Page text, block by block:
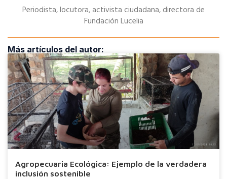
Periodista, locutora, activista ciudadana, directora de
Fundación Lucelia
Más artículos del autor:
Agropecuaria Ecológica: Ejemplo de la verdadera
inclusión sostenible